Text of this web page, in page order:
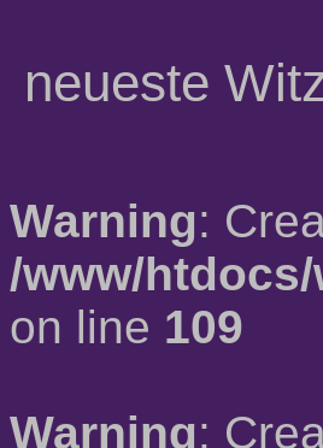
neueste
Warning:
/www/
on line 109
Warning: